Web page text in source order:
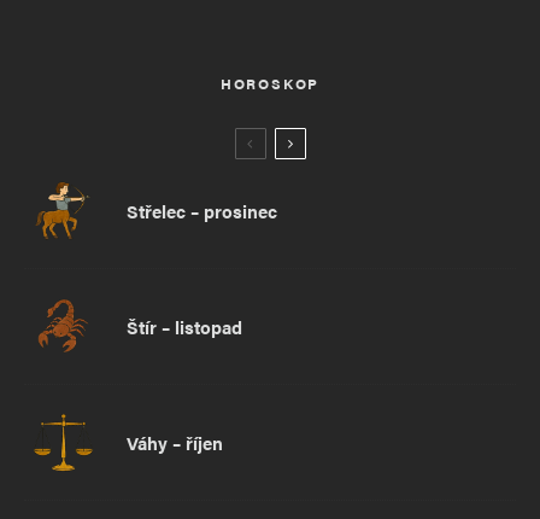
HOROSKOP
Střelec – prosinec
Štír – listopad
Váhy – říjen